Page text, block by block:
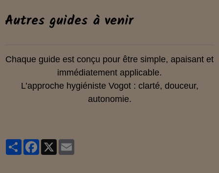
Autres guides à venir
Chaque guide est conçu pour être simple, apaisant et
immédiatement applicable.
L’approche hygiéniste Vogot : clarté, douceur,
autonomie.
PartagerFacebook